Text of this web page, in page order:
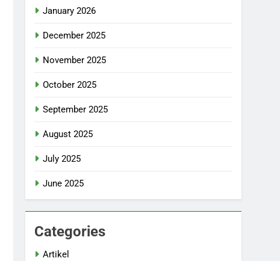
January 2026
December 2025
November 2025
October 2025
September 2025
August 2025
July 2025
June 2025
Categories
Artikel